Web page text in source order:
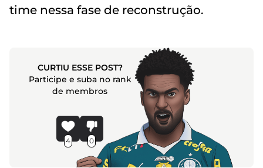
time nessa fase de reconstrução.
CURTIU ESSE POST?
Participe e suba no rank
de membros
4 0